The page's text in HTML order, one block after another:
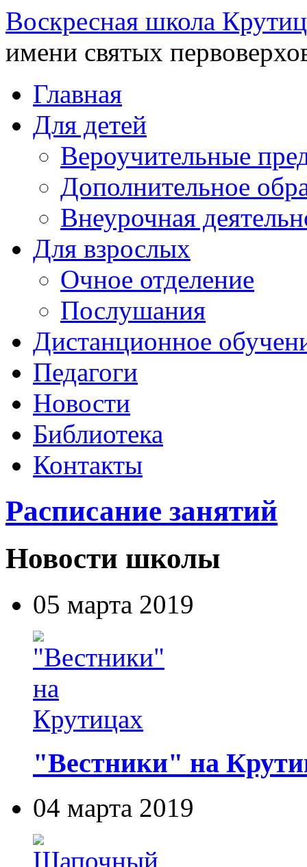
Воскресная школа
имени святых
Главная
Для детей
Вероучительные
Дополнительное
Внеурочная
Для взрослых
Очное отделение
Послушания
Дистанционное
Педагоги
Новости
Библиотека
Контакты
Расписание занятий
Новости школы
05 марта 2019
"Вестники" на
04 марта 2019